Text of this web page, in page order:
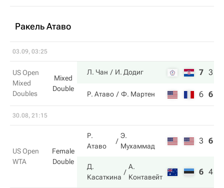
Ракель Атаво
03.09, 03:25
US Open
Mixed
Doubles
Mixed
Double
Л. Чан И. Додиг 7 3
Р. Атаво Ф. Мартен 6 6
30.08, 21:15
US Open
WTA
Female
Double
Р.
Атаво
Э.
Мухаммад
3 6
Д.
Касаткина
А.
Контавейт
6 4